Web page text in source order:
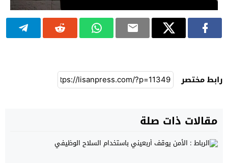
رابط مختصر
مقالات ذات صلة